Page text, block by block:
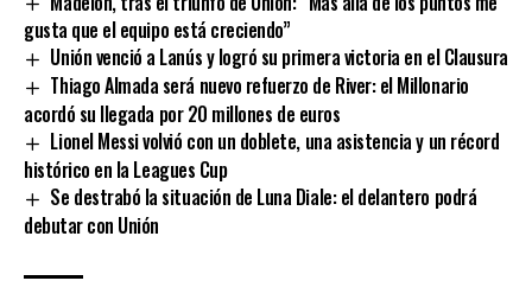
gusta que el equipo está creciendo”
Unión venció a Lanús y logró su primera victoria en el Clausura
Thiago Almada será nuevo refuerzo de River: el Millonario
acordó su llegada por 20 millones de euros
Lionel Messi volvió con un doblete, una asistencia y un récord
histórico en la Leagues Cup
Se destrabó la situación de Luna Diale: el delantero podrá
debutar con Unión